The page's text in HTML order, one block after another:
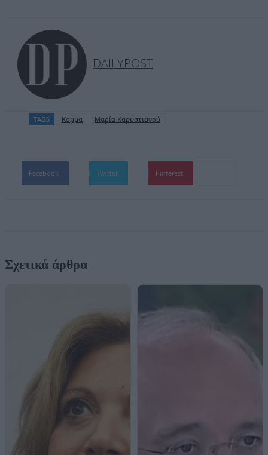
DAILYPOST
TAGS Κομμα Μαρία Καρυστιανού
Facebook Twitter Pinterest
Σχετικά άρθρα